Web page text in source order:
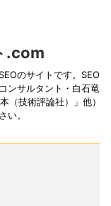
.com
のサイトです。SEO
ンサルタント・白石竜
（技術評論社）」他）
い。